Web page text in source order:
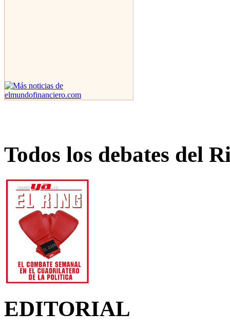
Todos los debates del
EDITORIAL